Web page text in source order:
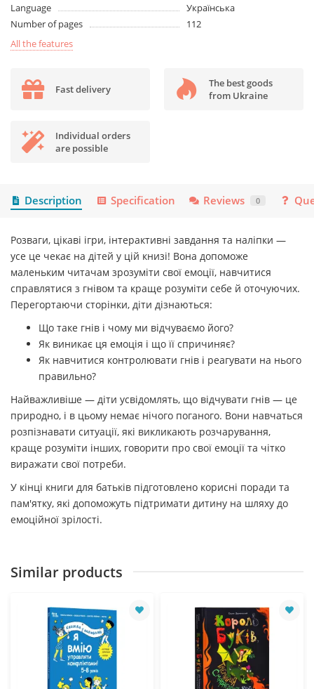
Language
Українська
Number of pages
112
All the features
Fast delivery
The best goods
from Ukraine
Individual orders
are possible
Description Specification Reviews 0
Розваги, цікаві ігри, інтерактивні завдання та наліпки —
усе це чекає на дітей у цій книзі! Вона допоможе
маленьким читачам зрозуміти свої емоції, навчитися
справлятися з гнівом та краще розуміти себе й оточуючих.
Перегортаючи сторінки, діти дізнаються:
Що таке гнів і чому ми відчуваємо його?
Як виникає ця емоція і що її спричиняє?
Як навчитися контролювати гнів і реагувати на нього
правильно?
Найважливіше — діти усвідомлять, що відчувати гнів — це
природно, і в цьому немає нічого поганого. Вони навчаться
розпізнавати ситуації, які викликають розчарування,
краще розуміти інших, говорити про свої емоції та чітко
виражати свої потреби.
У кінці книги для батьків підготовлено корисні поради та
пам'ятку, які допоможуть підтримати дитину на шляху до
емоційної зрілості.
Similar products